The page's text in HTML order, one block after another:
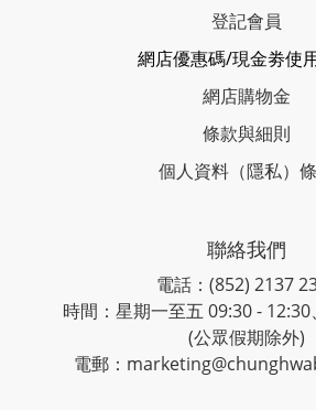
登記會員
網店優惠碼/現金劵使
網店購物金
條款與細則
個人資料（隱私）
聯絡我們
電話：(852) 2137
時間：星期一至五 09:30 -
(公眾假期除外)
電郵：